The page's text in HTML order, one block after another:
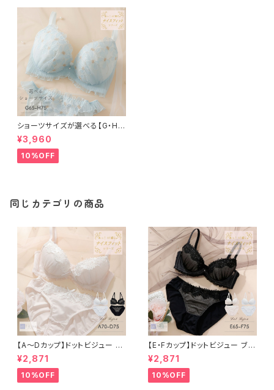
ショーツサイズが選べる【G・H】
フェリシテ ブラ＆ショーツセット
¥3,960
10%OFF
同じカテゴリの商品
【A〜Dカップ】ドットビジュー ブ
ラ＆ショーツ
¥2,871
10%OFF
【E・Fカップ】ドットビジュー ブラ
＆ショーツ
¥2,871
10%OFF